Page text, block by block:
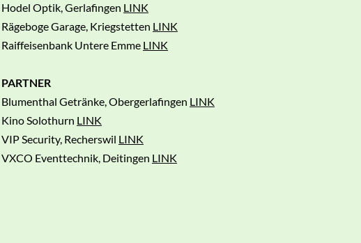
Hodel Optik, Gerlafingen LINK
Rägeboge Garage, Kriegstetten LINK
Raiffeisenbank Untere Emme LINK
PARTNER
Blumenthal Getränke, Obergerlafingen LINK
Kino Solothurn LINK
VIP Security, Recherswil LINK
VXCO Eventtechnik, Deitingen LINK